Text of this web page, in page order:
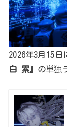
2026年3月15日
白 累』 の単独